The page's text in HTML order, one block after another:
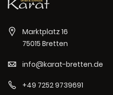
Marktplatz 16
75015 Bretten
info@karat-bretten.de
+49 7252 9739691